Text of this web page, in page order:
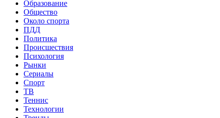
Образование
Общество
Около спорта
ПДД
Политика
Происшествия
Психология
Рынки
Сериалы
Спорт
ТВ
Теннис
Технологии